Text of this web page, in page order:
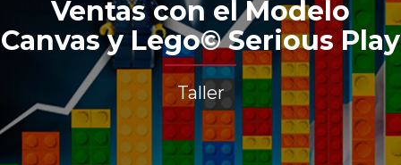
Ventas con el Modelo
Canvas y Lego© Serious Play
Taller